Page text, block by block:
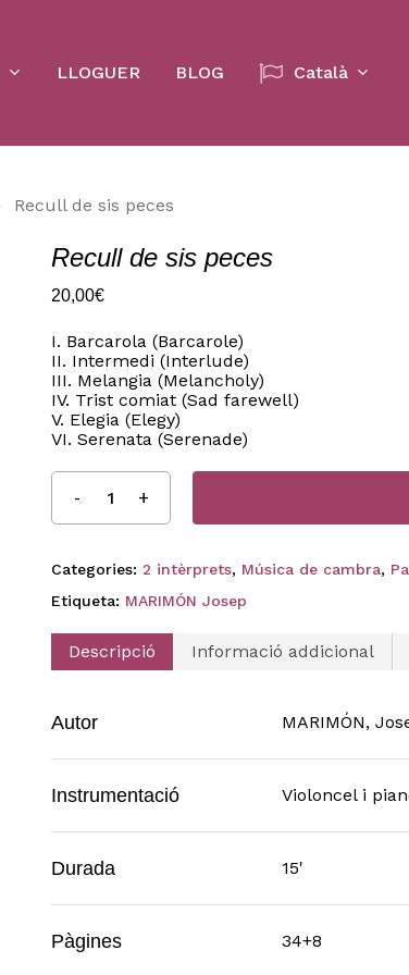
LLOGUER BLOG Català
Recull de sis peces
Recull de sis peces
20,00€
I. Barcarola (Barcarole)
II. Intermedi (Interlude)
III. Melangia (Melancholy)
IV. Trist comiat (Sad farewell)
V. Elegia (Elegy)
VI. Serenata (Serenade)
Categories: 2 intèrprets, Música de cambra,
Etiqueta: MARIMÓN Josep
Descripció Informació addicional
Autor MARIMÓN,
Instrumentació Violoncel i
Durada 15'
Pàgines 34+8